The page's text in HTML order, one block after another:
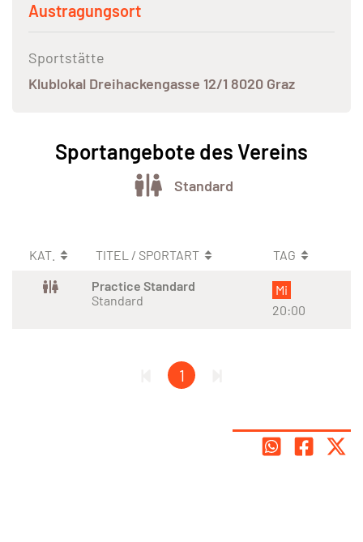
Austragungsort
Sportstätte
Klublokal Dreihackengasse 12/1 8020 Graz
Sportangebote des Vereins
Standard
KAT. TITEL / SPORTART
TAG
Practice Standard
Standard
Mi
20:00
1